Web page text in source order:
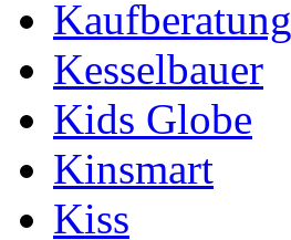
Kaufberatung
Kesselbauer
Kids Globe
Kinsmart
Kiss